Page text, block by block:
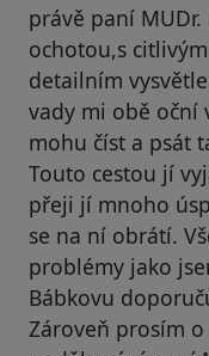
právě paní
ochotou,s
detailním
vady mi obě oční
mohu číst a psát
Touto cestou jí
přeji jí mnoho
se na ní obrátí.
problémy jako
Bábkovu
Zároveň prosím